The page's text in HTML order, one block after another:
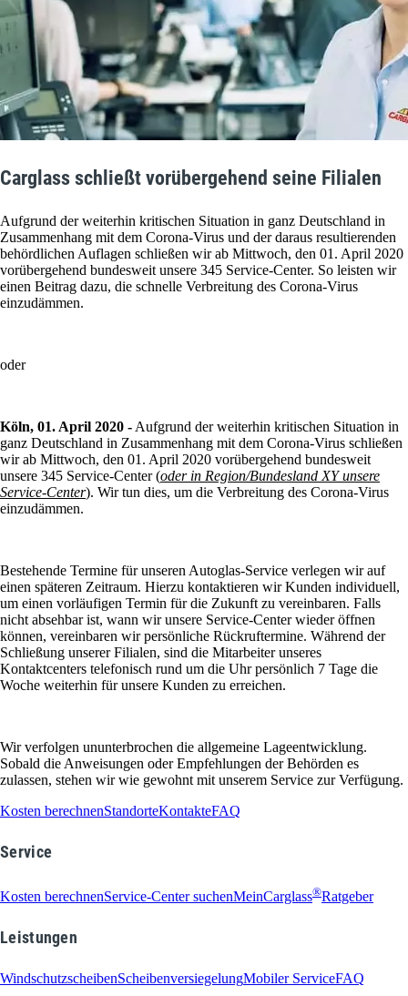
Carglass schließt vorübergehend seine Filialen
Aufgrund der weiterhin kritischen Situation in ganz Deutschland in
Zusammenhang mit dem Corona-Virus und der daraus resultierenden
behördlichen Auflagen schließen wir ab Mittwoch, den 01. April 2020
vorübergehend bundesweit unsere 345 Service-Center. So leisten wir
einen Beitrag dazu, die schnelle Verbreitung des Corona-Virus
einzudämmen.
oder
Köln, 01. April 2020 - Aufgrund der weiterhin kritischen Situation in
ganz Deutschland in Zusammenhang mit dem Corona-Virus schließen
wir ab Mittwoch, den 01. April 2020 vorübergehend bundesweit
unsere 345 Service-Center (oder in Region/Bundesland XY unsere
Service-Center). Wir tun dies, um die Verbreitung des Corona-Virus
einzudämmen.
Bestehende Termine für unseren Autoglas-Service verlegen wir auf
einen späteren Zeitraum. Hierzu kontaktieren wir Kunden individuell,
um einen vorläufigen Termin für die Zukunft zu vereinbaren. Falls
nicht absehbar ist, wann wir unsere Service-Center wieder öffnen
können, vereinbaren wir persönliche Rückruftermine. Während der
Schließung unserer Filialen, sind die Mitarbeiter unseres
Kontaktcenters telefonisch rund um die Uhr persönlich 7 Tage die
Woche weiterhin für unsere Kunden zu erreichen.
Wir verfolgen ununterbrochen die allgemeine Lageentwicklung.
Sobald die Anweisungen oder Empfehlungen der Behörden es
zulassen, stehen wir wie gewohnt mit unserem Service zur Verfügung.
Kosten berechnenStandorteKontakteFAQ
Service
Kosten berechnenService-Center suchenMeinCarglass®Ratgeber
Leistungen
WindschutzscheibenScheibenversiegelungMobiler ServiceFAQ